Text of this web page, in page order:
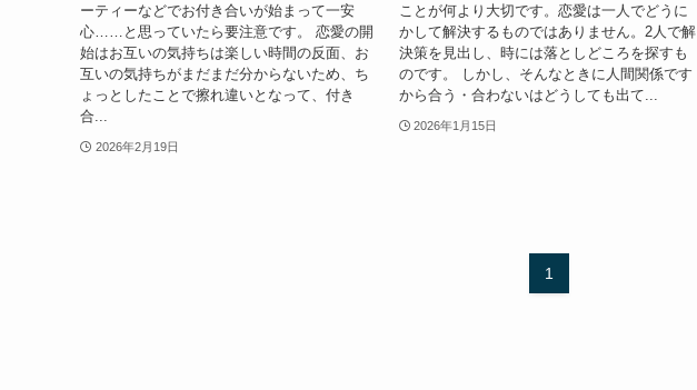
ーティーなどでお付き合いが始まって一安
心……と思っていたら要注意です。 恋愛の開
始はお互いの気持ちは楽しい時間の反面、お
互いの気持ちがまだまだ分からないため、ち
ょっとしたことで擦れ違いとなって、付き
合...
2026年2月19日
ことが何より大切です。恋愛は一人でどうに
かして解決するものではありません。2人で解
決策を見出し、時には落としどころを探すも
のです。 しかし、そんなときに人間関係です
から合う・合わないはどうしても出て...
2026年1月15日
1